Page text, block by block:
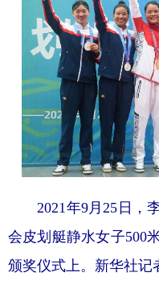
文化产业
地方频道
北京 天津
辽宁 吉林
浙江 安徽
山东 河南
广东 广西
四川 贵州
2021年9月25日 ，
会皮划艇静水女子500
颁奖仪式上。 新华社记